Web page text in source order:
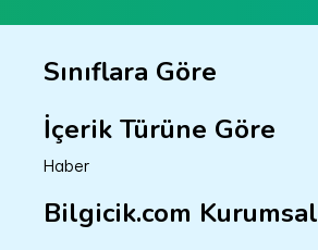
Sınıflara Göre
İçerik Türüne Göre
Haber
Bilgicik.com Kurumsal